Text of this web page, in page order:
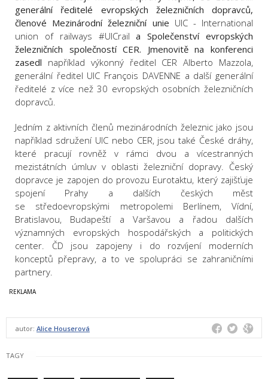
generální ředitelé evropských železničních dopravců,
členové Mezinárodní železniční unie UIC - International
union of railways #UICrail a Společenství evropských
železničních společností CER. Jmenovitě na konferenci
zasedl například výkonný ředitel CER Alberto Mazzola,
generální ředitel UIC François DAVENNE a další generální
ředitelé z více než 30 evropských osobních železničních
dopravců.
Jedním z aktivních členů mezinárodních železnic jako jsou
například sdružení UIC nebo CER, jsou také České dráhy,
které pracují rovněž v rámci dvou a vícestranných
mezistátních úmluv v oblasti železniční dopravy. Český
dopravce je zapojen do provozu Eurotaktu, který zajišťuje
spojení Prahy a dalších českých měst
se středoevropskými metropolemi Berlínem, Vídní,
Bratislavou, Budapeští a Varšavou a řadou dalších
významných evropských hospodářských a politických
center. ČD jsou zapojeny i do rozvíjení moderních
konceptů přepravy, a to ve spolupráci se zahraničními
partnery.
autor: Alice Houserová
TAGY